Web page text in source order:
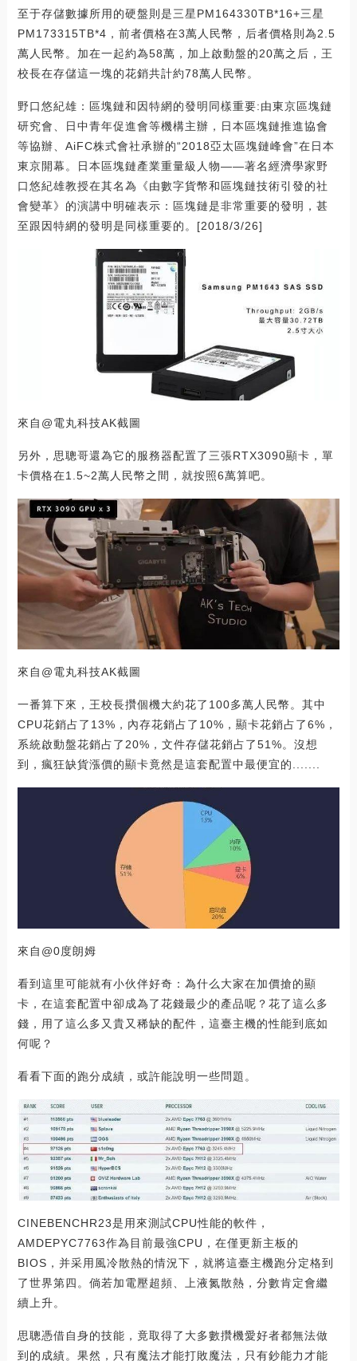
至于存儲數據所用的硬盤則是三星PM164330TB*16+三星
PM173315TB*4，前者價格在3萬人民幣，后者價格則為2.5
萬人民幣。加在一起約為58萬，加上啟動盤的20萬之后，王
校長在存儲這一塊的花銷共計約78萬人民幣。
野口悠紀雄：區塊鏈和因特網的發明同樣重要:由東京區塊鏈
研究會、日中青年促進會等機構主辦，日本區塊鏈推進協會
等協辦、AiFC株式會社承辦的“2018亞太區塊鏈峰會”在日本
東京開幕。日本區塊鏈產業重量級人物——著名經濟學家野
口悠紀雄教授在其名為《由數字貨幣和區塊鏈技術引發的社
會變革》的演講中明確表示：區塊鏈是非常重要的發明，甚
至跟因特網的發明是同樣重要的。[2018/3/26]
來自@電丸科技AK截圖
另外，思聰哥還為它的服務器配置了三張RTX3090顯卡，單
卡價格在1.5~2萬人民幣之間，就按照6萬算吧。
來自@電丸科技AK截圖
一番算下來，王校長攢個機大約花了100多萬人民幣。其中
CPU花銷占了13%，內存花銷占了10%，顯卡花銷占了6%，
系統啟動盤花銷占了20%，文件存儲花銷占了51%。沒想
到，瘋狂缺貨漲價的顯卡竟然是這套配置中最便宜的.......
來自@0度朗姆
看到這里可能就有小伙伴好奇：為什么大家在加價搶的顯
卡，在這套配置中卻成為了花錢最少的產品呢？花了這么多
錢，用了這么多又貴又稀缺的配件，這臺主機的性能到底如
何呢？
看看下面的跑分成績，或許能說明一些問題。
CINEBENCHR23是用來測試CPU性能的軟件，
AMDEPYC7763作為目前最強CPU，在僅更新主板的
BIOS，并采用風冷散熱的情況下，就將這臺主機跑分定格到
了世界第四。倘若加電壓超頻、上液氮散熱，分數肯定會繼
續上升。
思聰憑借自身的技能，竟取得了大多數攢機愛好者都無法做
到的成績。果然，只有魔法才能打敗魔法，只有鈔能力才能